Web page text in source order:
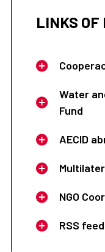
LINKS OF
Water
Fund
AECID
NGO
RSS feed